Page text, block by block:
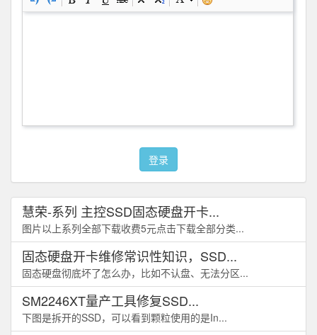
登录
慧荣-系列 主控SSD固态硬盘开卡...
图片以上系列全部下载收费5元点击下载全部分类...
固态硬盘开卡维修常识性知识，SSD...
固态硬盘彻底坏了怎么办，比如不认盘、无法分区...
SM2246XT量产工具修复SSD...
下图是拆开的SSD，可以看到颗粒使用的是In...